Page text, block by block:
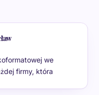
we
firmy, która